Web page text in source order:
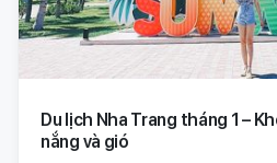
Du lịch Nha Trang tháng 1 –
nắng và gió